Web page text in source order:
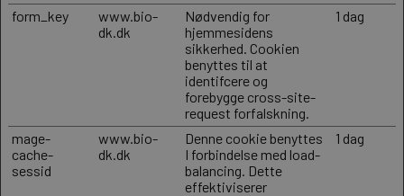
form_key
www.bio-
dk.dk
Nødvendig for
hjemmesidens
sikkerhed. Cookien
benyttes til at
identifcere og
forebygge cross-site-
request forfalskning.
1 dag
mage-
cache-
sessid
www.bio-
dk.dk
Denne cookie benyttes
I forbindelse med load-
balancing. Dette
effektiviserer
1 dag